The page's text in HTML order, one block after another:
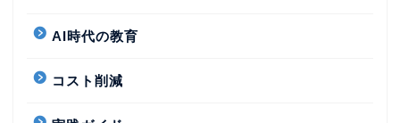
AI時代の教育
コスト削減